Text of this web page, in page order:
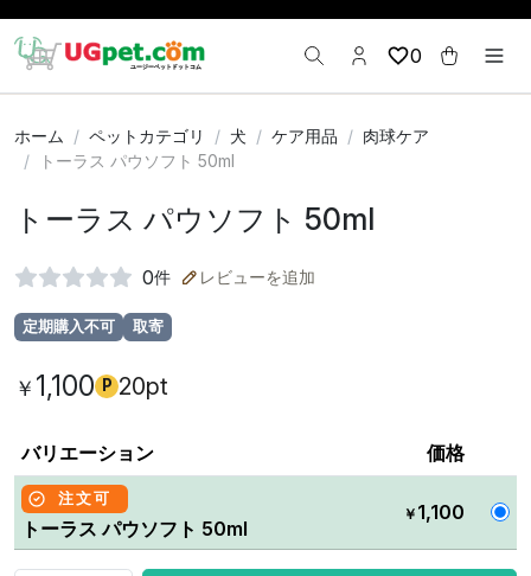
0
ホーム ペットカテゴリ 犬 ケア用品
肉球ケア
トーラス パウソフト 50ml
トーラス パウソフト 50ml
0件 レビューを追加
定期購入不可 取寄
￥ 1,100 P 20pt
バリエーション 価格
注文可
トーラス パウソフト 50ml
￥ 1,100